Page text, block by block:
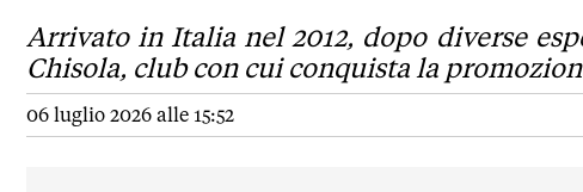
Arrivato in Italia nel 2012, dopo diverse
Chisola, club con cui conquista la
06 luglio 2026 alle 15:52